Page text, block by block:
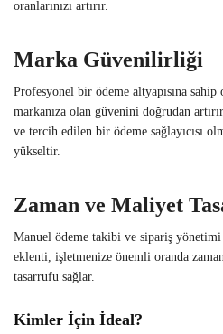
oranlarınızı artırır.
Marka Güvenilirliği
Profesyonel bir ödeme altyapısına
markanıza olan güvenini doğrudan
ve tercih edilen bir ödeme sağlayıcısı
yükseltir.
Zaman ve Maliyet
Manuel ödeme takibi ve sipariş
eklenti, işletmenize önemli oranda
tasarrufu sağlar.
Kimler İçin İdeal?